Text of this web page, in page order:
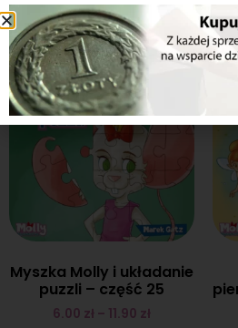
Inne z serii...
Myszka Molly i układanie
puzzli – część 25
6.00 zł – 11.90 zł